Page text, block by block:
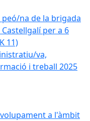
na de la brigada
per a 6
11)
va,
i treball 2025
a l'àmbit